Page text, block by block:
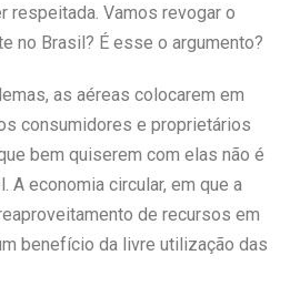
respeitada. Vamos revogar o
no Brasil? É esse o argumento?
as aéreas colocarem em
consumidores e proprietários
bem quiserem com elas não é
A economia circular, em que a
de recursos em
benefício da livre utilização das